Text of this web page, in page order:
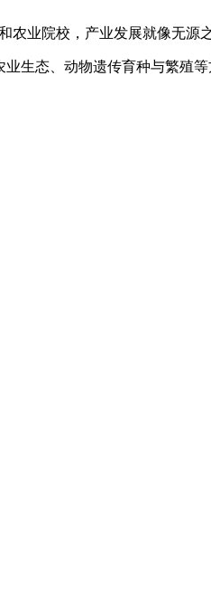
业院校，产业发展就像无源
生态、动物遗传育种与繁殖